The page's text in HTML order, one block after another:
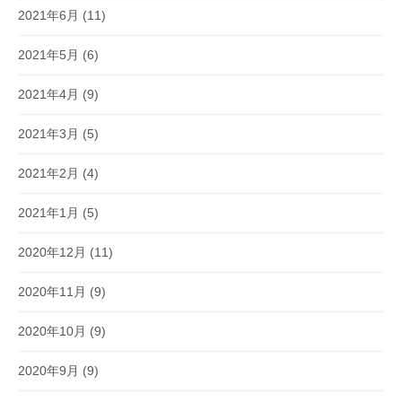
2021年6月 (11)
2021年5月 (6)
2021年4月 (9)
2021年3月 (5)
2021年2月 (4)
2021年1月 (5)
2020年12月 (11)
2020年11月 (9)
2020年10月 (9)
2020年9月 (9)